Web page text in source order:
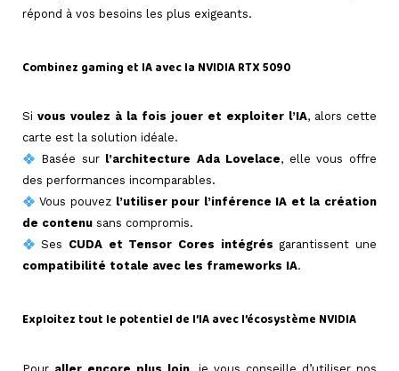
répond à vos besoins les plus exigeants.
Combinez gaming et IA avec la NVIDIA RTX 5090
Si vous voulez à la fois jouer et exploiter l’IA, alors cette
carte est la solution idéale.
Basée sur l’architecture Ada Lovelace, elle vous offre
des performances incomparables.
Vous pouvez l’utiliser pour l’inférence IA et la création
de contenu sans compromis.
Ses CUDA et Tensor Cores intégrés garantissent une
compatibilité totale avec les frameworks IA.
Exploitez tout le potentiel de l’IA avec l’écosystème NVIDIA